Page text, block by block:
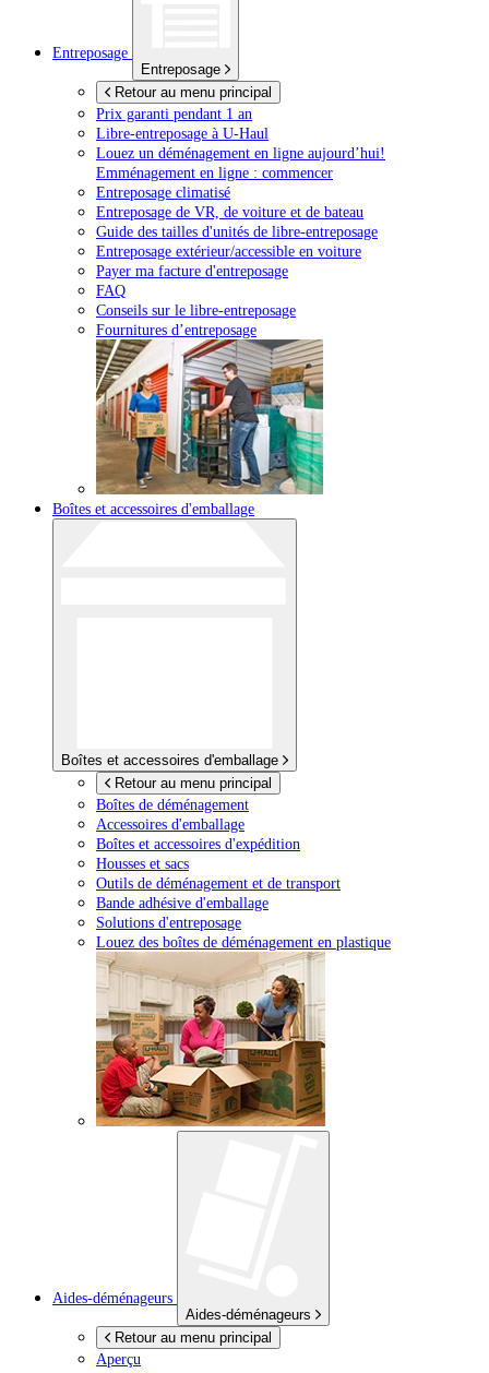
Entreposage
Entreposage
Retour au menu principal
Prix garanti pendant 1 an
Libre-entreposage à U-Haul
Louez un déménagement en ligne aujourd’hui!
Emménagement en ligne : commencer
Entreposage climatisé
Entreposage de VR, de voiture et de bateau
Guide des tailles d'unités de libre-entreposage
Entreposage extérieur/accessible en voiture
Payer ma facture d'entreposage
FAQ
Conseils sur le libre-entreposage
Fournitures d’entreposage
Boîtes et accessoires d'emballage
Boîtes et accessoires d'emballage
Retour au menu principal
Boîtes de déménagement
Accessoires d'emballage
Boîtes et accessoires d'expédition
Housses et sacs
Outils de déménagement et de transport
Bande adhésive d'emballage
Solutions d'entreposage
Louez des boîtes de déménagement en plastique
Aides-déménageurs
Aides-déménageurs
Retour au menu principal
Aperçu